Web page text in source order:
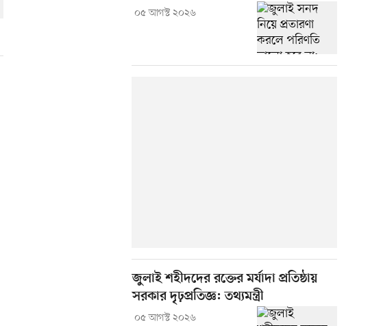
০৫ আগস্ট ২০২৬
জুলাই শহীদদের রক্তের মর্যাদা প্রতিষ্ঠায়
সরকার দৃঢ়প্রতিজ্ঞ: তথ্যমন্ত্রী
০৫ আগস্ট ২০২৬